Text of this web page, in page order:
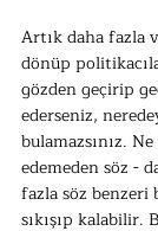
Artık daha fazla
dönüp
gözden geçirip
ederseniz,
bulamazsınız.
edemeden söz -
fazla söz
sıkışıp kalabilir.